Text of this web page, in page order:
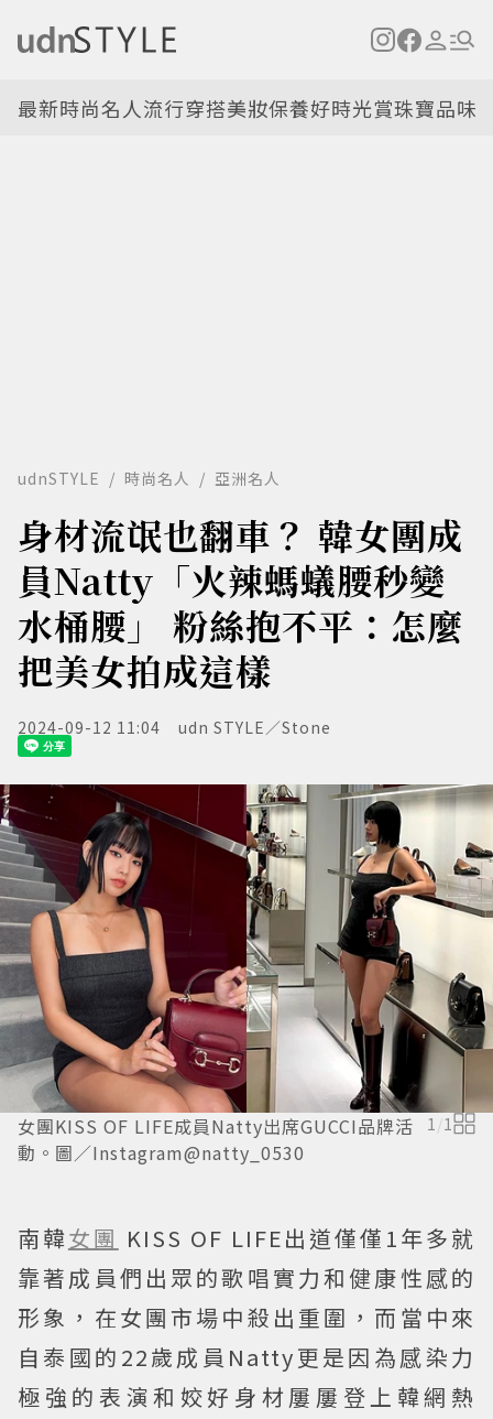
最新時尚名人流行穿搭美妝保養好時光賞珠寶品味
udnSTYLE 時尚名人 亞洲名人
身材流氓也翻車？ 韓女團成
員Natty「火辣螞蟻腰秒變
水桶腰」 粉絲抱不平：怎麼
把美女拍成這樣
2024-09-12 11:04 udn STYLE／Stone
女團KISS OF LIFE成員Natty出席GUCCI品牌活
動。圖／Instagram@natty_0530
1/1
南韓女團 KISS OF LIFE出道僅僅1年多就
靠著成員們出眾的歌唱實力和健康性感的
形象，在女團市場中殺出重圍，而當中來
自泰國的22歲成員Natty更是因為感染力
極強的表演和姣好身材屢屢登上韓網熱